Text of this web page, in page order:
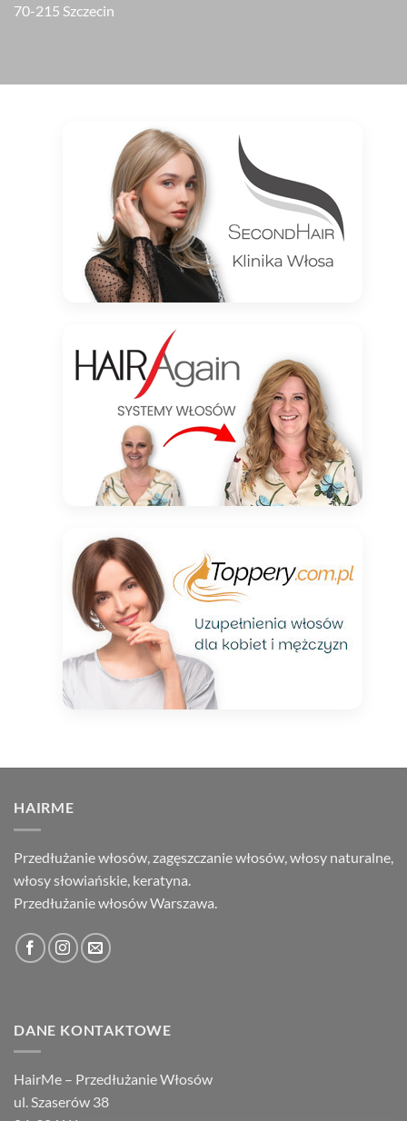
70-215 Szczecin
HAIRME
Przedłużanie włosów, zagęszczanie włosów, włosy naturalne,
włosy słowiańskie, keratyna.
Przedłużanie włosów Warszawa.
DANE KONTAKTOWE
HairMe – Przedłużanie Włosów
ul. Szaserów 38